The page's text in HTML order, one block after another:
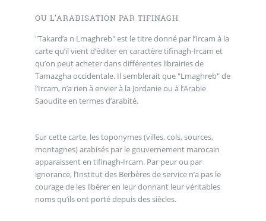
OU L’ARABISATION PAR TIFINAGH
"Takard’a n Lmaghreb" est le titre donné par l’Ircam à la
carte qu’il vient d’éditer en caractère tifinagh-Ircam et
qu’on peut acheter dans différentes librairies de
Tamazgha occidentale. Il semblerait que "Lmaghreb" de
l’Ircam, n’a rien à envier à la Jordanie ou à l’Arabie
Saoudite en termes d’arabité.
Sur cette carte, les toponymes (villes, cols, sources,
montagnes) arabisés par le gouvernement marocain
apparaissent en tifinagh-Ircam. Par peur ou par
ignorance, l’Institut des Berbères de service n’a pas le
courage de les libérer en leur donnant leur véritables
noms qu’ils ont porté depuis des siècles.